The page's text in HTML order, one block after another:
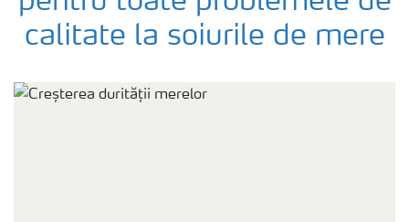
calitate la soiurile de mere